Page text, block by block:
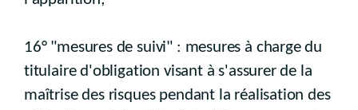
16° "mesures de suivi" : mesures à charge du
titulaire d'obligation visant à s'assurer de la
maîtrise des risques pendant la réalisation des